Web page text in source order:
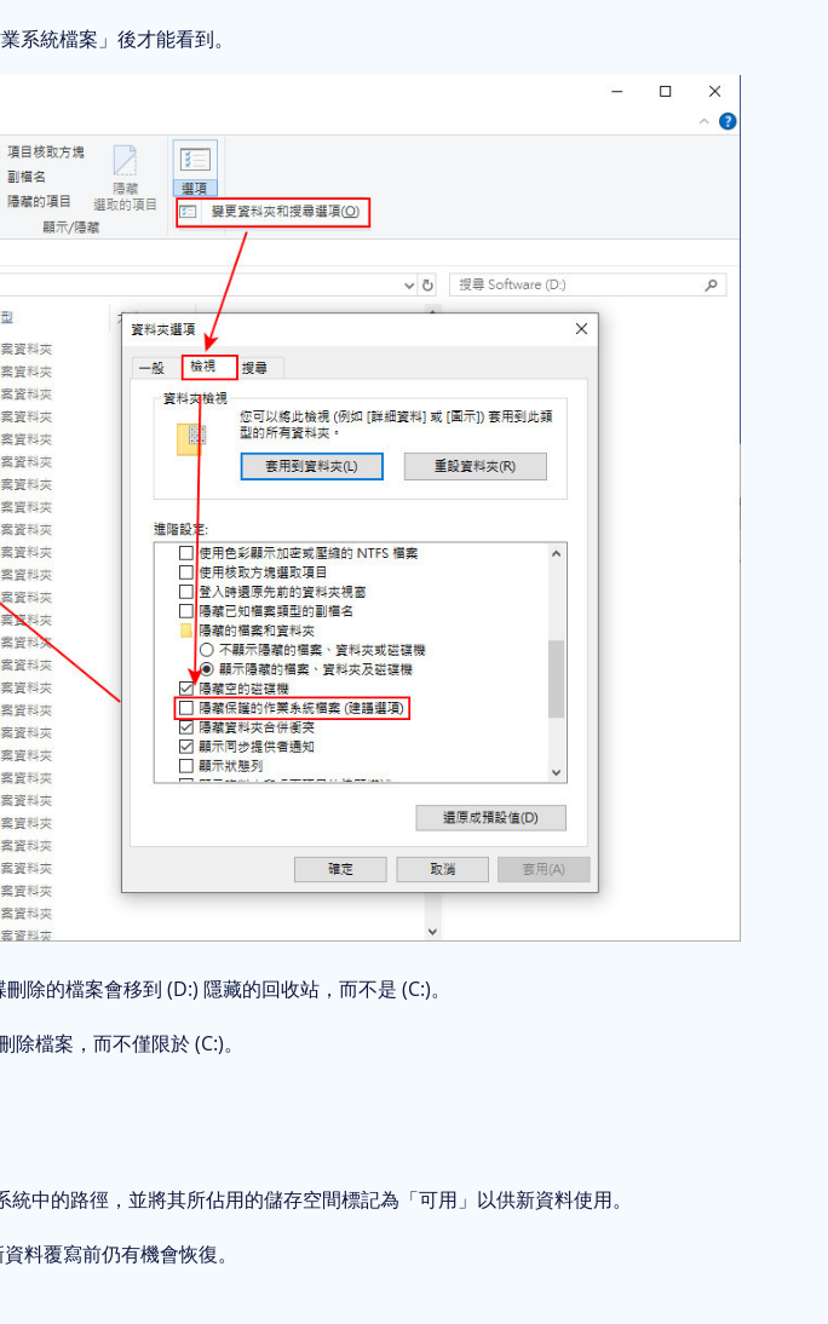
系統檔案」後才能看到。
除的檔案會移到 (D:) 隱藏的回收站，而不是 (C:)。
檔案，而不僅限於 (C:)。
中的路徑，並將其所佔用的儲存空間標記為「可用」以供新資料使用。
料覆寫前仍有機會恢復。